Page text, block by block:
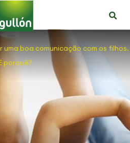
boa comunicação com os filhos.
porquê?